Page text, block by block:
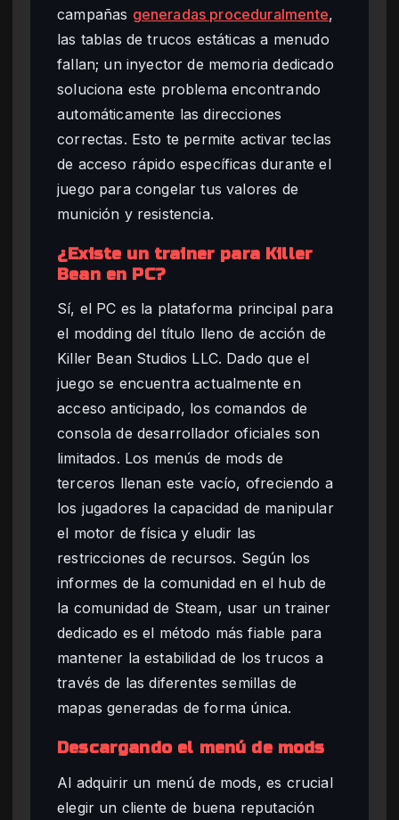
campañas generadas proceduralmente,
las tablas de trucos estáticas a menudo
fallan; un inyector de memoria dedicado
soluciona este problema encontrando
automáticamente las direcciones
correctas. Esto te permite activar teclas
de acceso rápido específicas durante el
juego para congelar tus valores de
munición y resistencia.
¿Existe un trainer para Killer
Bean en PC?
Sí, el PC es la plataforma principal para
el modding del título lleno de acción de
Killer Bean Studios LLC. Dado que el
juego se encuentra actualmente en
acceso anticipado, los comandos de
consola de desarrollador oficiales son
limitados. Los menús de mods de
terceros llenan este vacío, ofreciendo a
los jugadores la capacidad de manipular
el motor de física y eludir las
restricciones de recursos. Según los
informes de la comunidad en el hub de
la comunidad de Steam, usar un trainer
dedicado es el método más fiable para
mantener la estabilidad de los trucos a
través de las diferentes semillas de
mapas generadas de forma única.
Descargando el menú de mods
Al adquirir un menú de mods, es crucial
elegir un cliente de buena reputación